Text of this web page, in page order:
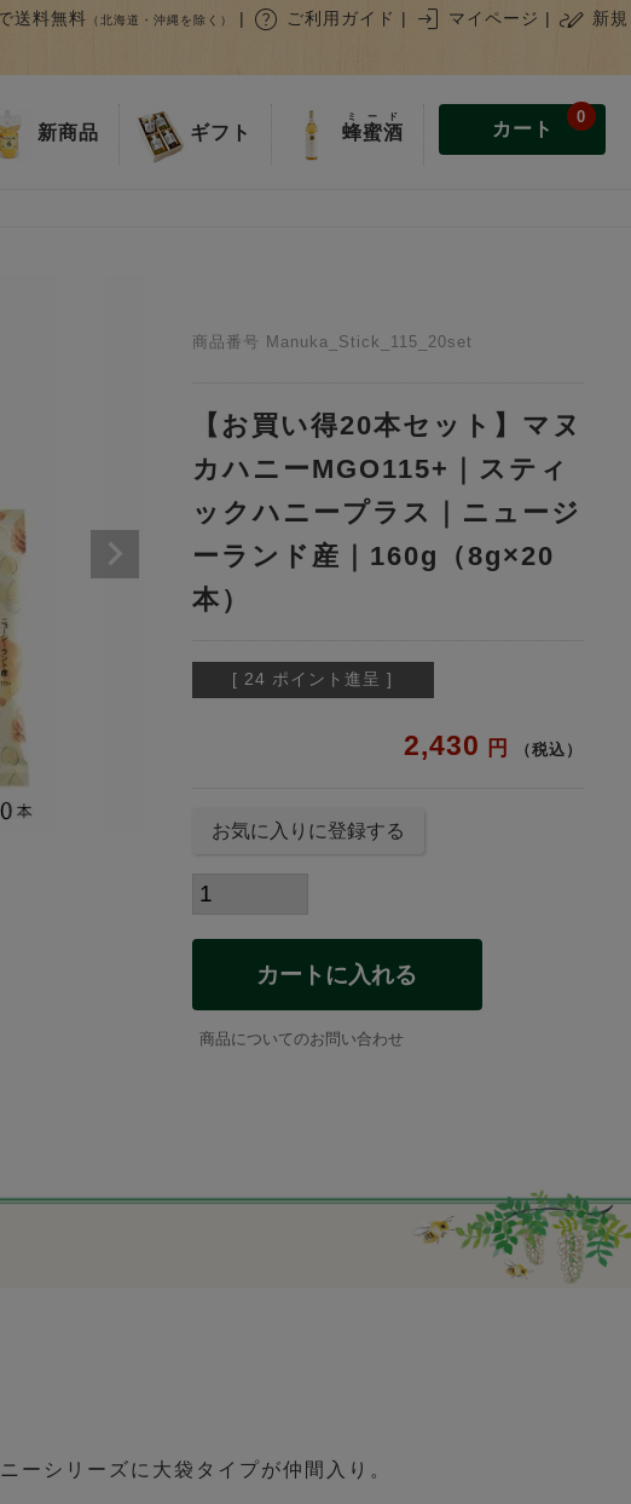
送料無料 （北海道・沖縄を除く） | help ご利用ガイド | login マイページ | stylus_note 新規
新商品 ギフト 蜂蜜酒
ミード
カート
0
商品番号 Manuka_Stick_115_20set
【お買い得20本セット】マヌ
カハニーMGO115+｜スティ
ックハニープラス｜ニュージ
ーランド産｜160g（8g×20
本）
[ 24 ポイント進呈 ]
2,430 税込
お気に入りに登録する
カートに入れる
商品についてのお問い合わせ
ーシリーズに大袋タイプが仲間入り。